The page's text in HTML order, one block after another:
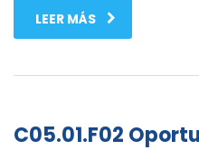
LEER MÁS
C05.01.F02